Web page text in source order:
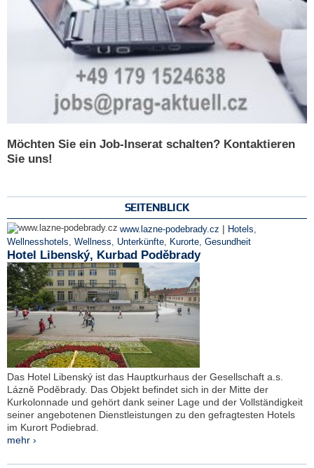
Möchten Sie ein Job-Inserat schalten? Kontaktieren
Sie uns!
SEITENBLICK
www.lazne-podebrady.cz | Hotels,
Wellnesshotels, Wellness, Unterkünfte, Kurorte, Gesundheit
Hotel Libenský, Kurbad Poděbrady
Das Hotel Libenský ist das Hauptkurhaus der Gesellschaft a.s.
Lázně Poděbrady. Das Objekt befindet sich in der Mitte der
Kurkolonnade und gehört dank seiner Lage und der Vollständigkeit
seiner angebotenen Dienstleistungen zu den gefragtesten Hotels
im Kurort Podiebrad.
mehr ›